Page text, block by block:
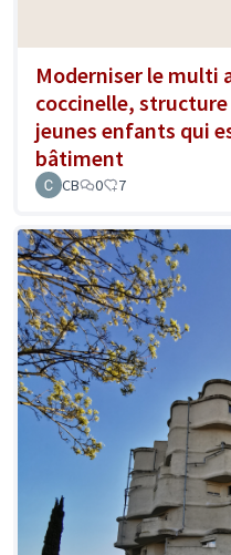
Moderniser le multi
coccinelle,
jeunes enfants qui
bâtiment
CB 0 7